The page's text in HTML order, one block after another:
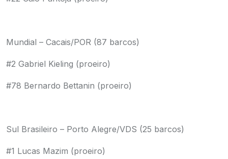
Mundial – Cacais/POR (87 barcos)
#2 Gabriel Kieling (proeiro)
#78 Bernardo Bettanin (proeiro)
Sul Brasileiro – Porto Alegre/VDS (25 barcos)
#1 Lucas Mazim (proeiro)